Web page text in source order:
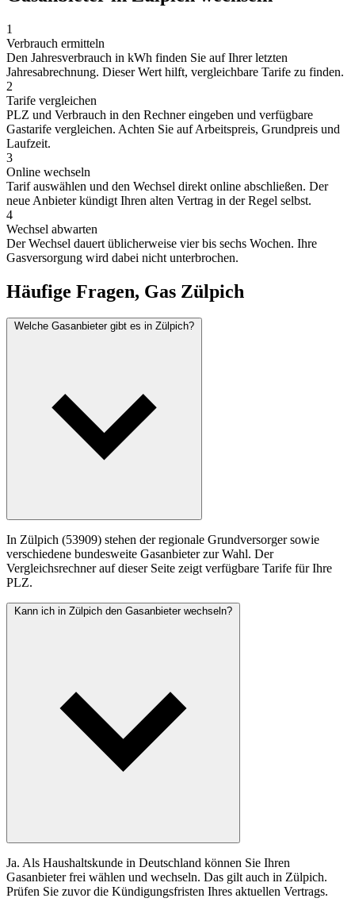
1
Verbrauch ermitteln
Den Jahresverbrauch in kWh finden Sie auf Ihrer letzten
Jahresabrechnung. Dieser Wert hilft, vergleichbare Tarife zu finden.
2
Tarife vergleichen
PLZ und Verbrauch in den Rechner eingeben und verfügbare
Gastarife vergleichen. Achten Sie auf Arbeitspreis, Grundpreis und
Laufzeit.
3
Online wechseln
Tarif auswählen und den Wechsel direkt online abschließen. Der
neue Anbieter kündigt Ihren alten Vertrag in der Regel selbst.
4
Wechsel abwarten
Der Wechsel dauert üblicherweise vier bis sechs Wochen. Ihre
Gasversorgung wird dabei nicht unterbrochen.
Häufige Fragen, Gas Zülpich
Welche Gasanbieter gibt es in Zülpich?
In Zülpich (53909) stehen der regionale Grundversorger sowie
verschiedene bundesweite Gasanbieter zur Wahl. Der
Vergleichsrechner auf dieser Seite zeigt verfügbare Tarife für Ihre
PLZ.
Kann ich in Zülpich den Gasanbieter wechseln?
Ja. Als Haushaltskunde in Deutschland können Sie Ihren
Gasanbieter frei wählen und wechseln. Das gilt auch in Zülpich.
Prüfen Sie zuvor die Kündigungsfristen Ihres aktuellen Vertrags.